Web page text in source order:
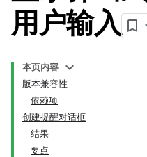
用户输入
本页内容
版本兼容性
依赖项
创建提醒对话框
结果
要点